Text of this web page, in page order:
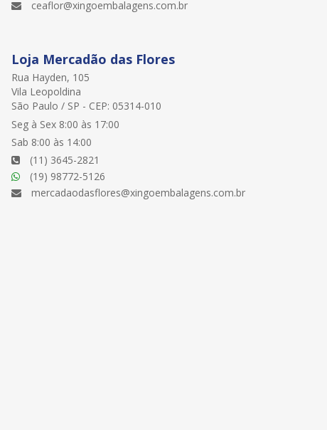
ceaflor@xingoembalagens.com.br
Loja Mercadão das Flores
Rua Hayden, 105
Vila Leopoldina
São Paulo / SP - CEP: 05314-010
Seg à Sex 8:00 às 17:00
Sab 8:00 às 14:00
(11) 3645-2821
(19) 98772-5126
mercadaodasflores@xingoembalagens.com.br